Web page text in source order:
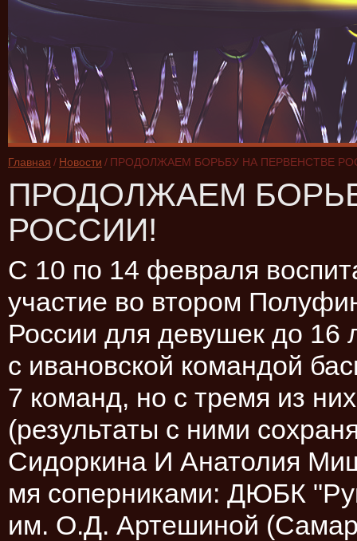
Главная / Новости / ПРОДОЛЖАЕМ БОРЬБУ НА ПЕРВЕНСТВЕ
ПРОДОЛЖАЕМ
РОССИИ!
С 10 по 14 февраля
участие во втором
России для девушек до 16
с ивановской командой
7 команд, но с тремя из
(результаты с ними
Сидоркина И Анатолия
мя соперниками: ДЮБК
им. О.Д. Артешиной